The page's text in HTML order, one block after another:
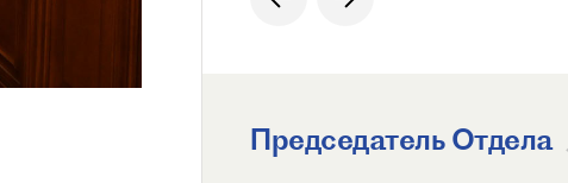
Председатель Отдела